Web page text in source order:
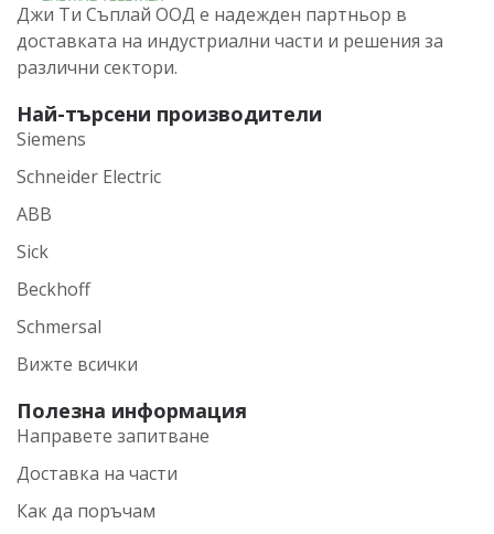
Джи Ти Съплай ООД е надежден партньор в
доставката на индустриални части и решения за
различни сектори.
Най-търсени производители
Siemens
Schneider Electric
ABB
Sick
Beckhoff
Schmersal
Вижте всички
Полезна информация
Направете запитване
Доставка на части
Как да поръчам